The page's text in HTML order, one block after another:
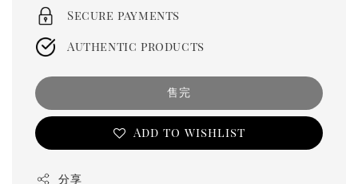
Secure payments
Authentic products
售完
Add to wishlist
分享